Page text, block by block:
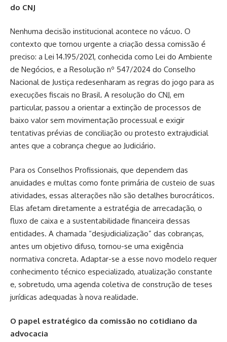
do CNJ
Nenhuma decisão institucional acontece no vácuo. O
contexto que tornou urgente a criação dessa comissão é
preciso: a Lei 14.195/2021, conhecida como Lei do Ambiente
de Negócios, e a Resolução nº 547/2024 do Conselho
Nacional de Justiça redesenharam as regras do jogo para as
execuções fiscais no Brasil. A resolução do CNJ, em
particular, passou a orientar a extinção de processos de
baixo valor sem movimentação processual e exigir
tentativas prévias de conciliação ou protesto extrajudicial
antes que a cobrança chegue ao Judiciário.
Para os Conselhos Profissionais, que dependem das
anuidades e multas como fonte primária de custeio de suas
atividades, essas alterações não são detalhes burocráticos.
Elas afetam diretamente a estratégia de arrecadação, o
fluxo de caixa e a sustentabilidade financeira dessas
entidades. A chamada “desjudicialização” das cobranças,
antes um objetivo difuso, tornou-se uma exigência
normativa concreta. Adaptar-se a esse novo modelo requer
conhecimento técnico especializado, atualização constante
e, sobretudo, uma agenda coletiva de construção de teses
jurídicas adequadas à nova realidade.
O papel estratégico da comissão no cotidiano da
advocacia